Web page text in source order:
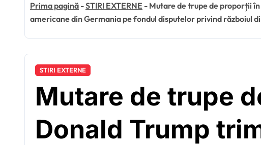
Prima pagină -STIRI EXTERNE - Mutare de trupe de proporții
americane din Germania pe fondul disputelor privind războiul
STIRI EXTERNE
Mutare de trupe
Donald Trump